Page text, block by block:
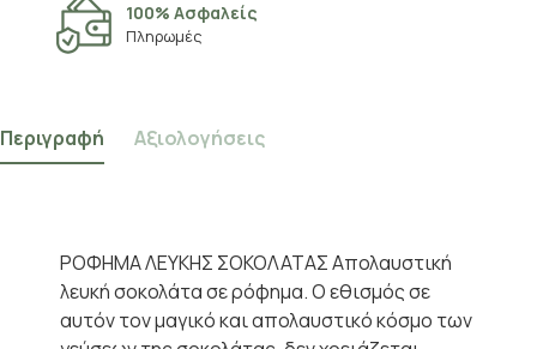
100% Ασφαλείς
Πληρωμές
Περιγραφή Αξιολογήσεις
ΡΟΦΗΜΑ ΛΕΥΚΗΣ ΣΟΚΟΛΑΤΑΣ Απολαυστική
λευκή σοκολάτα σε ρόφημα. Ο εθισμός σε
αυτόν τον μαγικό και απολαυστικό κόσμο των